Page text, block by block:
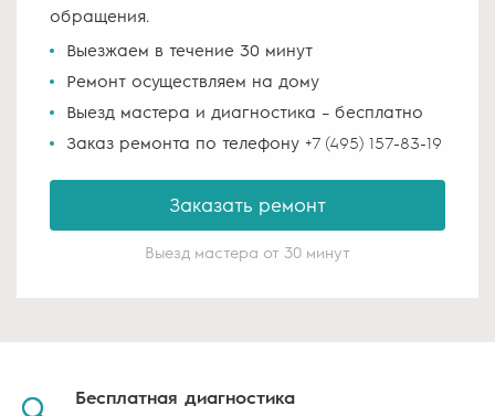
обращения.
Выезжаем в течение 30 минут
Ремонт осуществляем на дому
Выезд мастера и диагностика – бесплатно
Заказ ремонта по телефону +7 (495) 157-83-19
Заказать ремонт
Выезд мастера от 30 минут
Бесплатная диагностика